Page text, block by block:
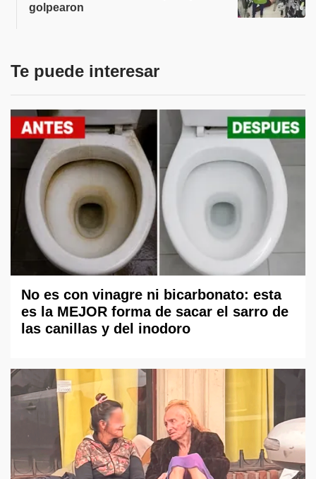
golpearon
Te puede interesar
No es con vinagre ni bicarbonato: esta
es la MEJOR forma de sacar el sarro de
las canillas y del inodoro